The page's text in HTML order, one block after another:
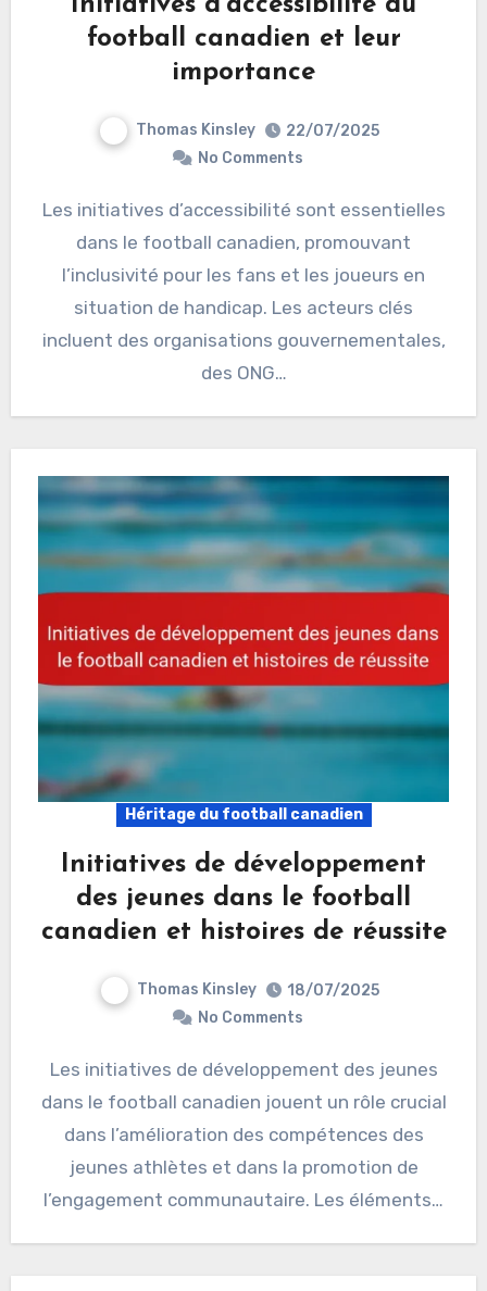
Initiatives d’accessibilité du
football canadien et leur
importance
Thomas Kinsley
22/07/2025
No Comments
Les initiatives d’accessibilité sont essentielles
dans le football canadien, promouvant
l’inclusivité pour les fans et les joueurs en
situation de handicap. Les acteurs clés
incluent des organisations gouvernementales,
des ONG…
Héritage du football canadien
Initiatives de développement
des jeunes dans le football
canadien et histoires de réussite
Thomas Kinsley
18/07/2025
No Comments
Les initiatives de développement des jeunes
dans le football canadien jouent un rôle crucial
dans l’amélioration des compétences des
jeunes athlètes et dans la promotion de
l’engagement communautaire. Les éléments…